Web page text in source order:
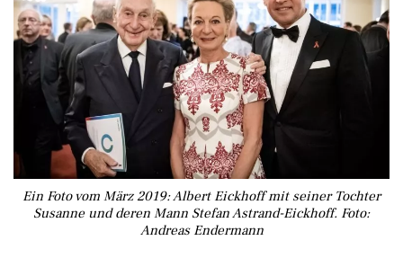
Ein Foto vom März 2019: Albert Eickhoff mit seiner Tochter
Susanne und deren Mann Stefan Astrand-Eickhoff. Foto:
Andreas Endermann